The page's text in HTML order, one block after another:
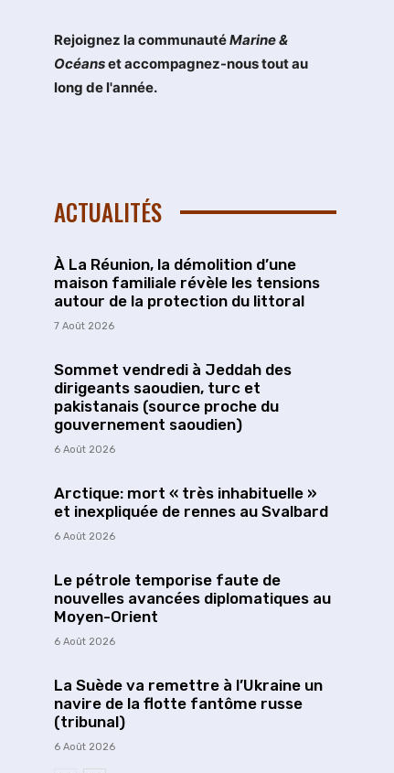
Rejoignez la communautéMarine &
Océanset accompagnez-nous tout au
long de l'année.
ACTUALITÉS
À La Réunion, la démolition d’une
maison familiale révèle les tensions
autour de la protection du littoral
7 Août 2026
Sommet vendredi à Jeddah des
dirigeants saoudien, turc et
pakistanais (source proche du
gouvernement saoudien)
6 Août 2026
Arctique: mort « très inhabituelle »
et inexpliquée de rennes au Svalbard
6 Août 2026
Le pétrole temporise faute de
nouvelles avancées diplomatiques au
Moyen-Orient
6 Août 2026
La Suède va remettre à l’Ukraine un
navire de la flotte fantôme russe
(tribunal)
6 Août 2026